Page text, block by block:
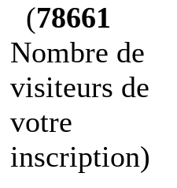
(78661
Nombre de
visiteurs de
votre
inscription)